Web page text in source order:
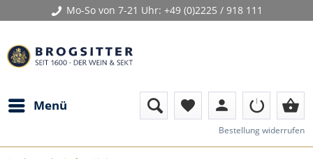
Mo-So von 7-21 Uhr: +49 (0)2225 / 918 111
Menü favorite person shopping_basket
Bestellung widerrufen